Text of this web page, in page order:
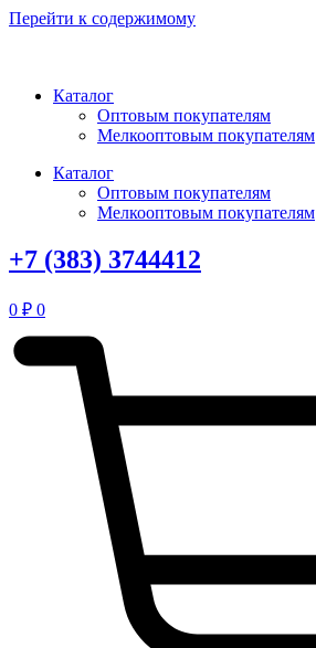
Перейти к содержимому
Каталог
Оптовым покупателям
Мелкооптовым покупателям
Каталог
Оптовым покупателям
Мелкооптовым покупателям
+7 (383) 3744412
0 ₽ 0